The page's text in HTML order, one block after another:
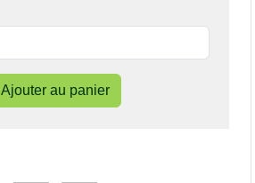
Ajouter au panier